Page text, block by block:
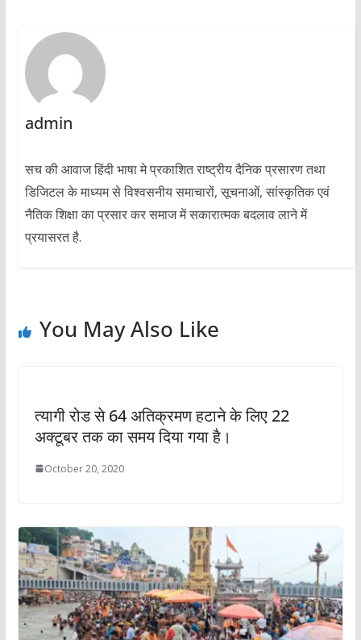
admin
सच की आवाज हिंदी भाषा मे प्रकाशित राष्ट्रीय दैनिक प्रसारण तथा
डिजिटल के माध्यम से विश्वसनीय समाचारों, सूचनाओं, सांस्कृतिक एवं
नैतिक शिक्षा का प्रसार कर समाज में सकारात्मक बदलाव लाने में
प्रयासरत है.
You May Also Like
त्यागी रोड से 64 अतिक्रमण हटाने के लिए 22
अक्टूबर तक का समय दिया गया है।
October 20, 2020